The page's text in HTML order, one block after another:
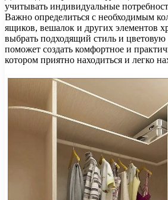
учитывать индивидуальные
Важно определиться с необходимым
ящиков, вешалок и других элементов
выбрать подходящий стиль и цветовую
поможет создать комфортное и
котором приятно находиться и легко